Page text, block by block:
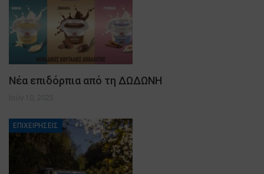
Νέα επιδόρπια από τη ΔΩΔΩΝΗ
Ιούν 10, 2025
ΕΠΙΧΕΙΡΗΣΕΙΣ